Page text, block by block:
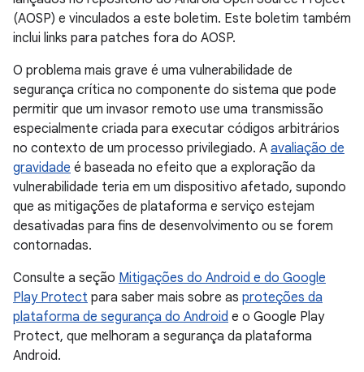
(AOSP) e vinculados a este boletim. Este boletim também
inclui links para patches fora do AOSP.
O problema mais grave é uma vulnerabilidade de
segurança crítica no componente do sistema que pode
permitir que um invasor remoto use uma transmissão
especialmente criada para executar códigos arbitrários
no contexto de um processo privilegiado. A avaliação de
gravidade é baseada no efeito que a exploração da
vulnerabilidade teria em um dispositivo afetado, supondo
que as mitigações de plataforma e serviço estejam
desativadas para fins de desenvolvimento ou se forem
contornadas.
Consulte a seção Mitigações do Android e do Google
Play Protect para saber mais sobre as proteções da
plataforma de segurança do Android e o Google Play
Protect, que melhoram a segurança da plataforma
Android.